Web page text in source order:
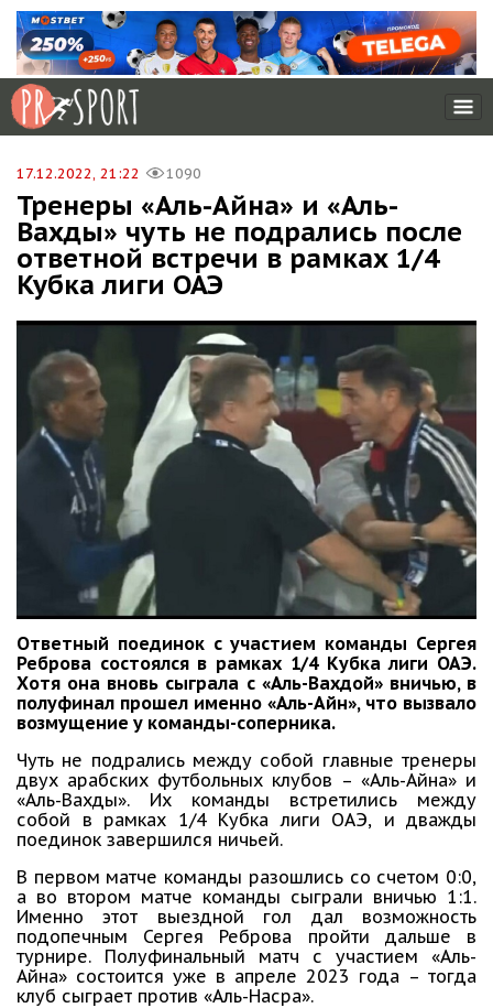
17.12.2022, 21:22 1090
Тренеры «Аль-Айна» и «Аль-
Вахды» чуть не подрались после
ответной встречи в рамках 1/4
Кубка лиги ОАЭ
Ответный поединок с участием команды Сергея
Реброва состоялся в рамках 1/4 Кубка лиги ОАЭ.
Хотя она вновь сыграла с «Аль-Вахдой» вничью, в
полуфинал прошел именно «Аль-Айн», что вызвало
возмущение у команды-соперника.
Чуть не подрались между собой главные тренеры
двух арабских футбольных клубов – «Аль-Айна» и
«Аль-Вахды». Их команды встретились между
собой в рамках 1/4 Кубка лиги ОАЭ, и дважды
поединок завершился ничьей.
В первом матче команды разошлись со счетом 0:0,
а во втором матче команды сыграли вничью 1:1.
Именно этот выездной гол дал возможность
подопечным Сергея Реброва пройти дальше в
турнире. Полуфинальный матч с участием «Аль-
Айна» состоится уже в апреле 2023 года – тогда
клуб сыграет против «Аль-Насра».